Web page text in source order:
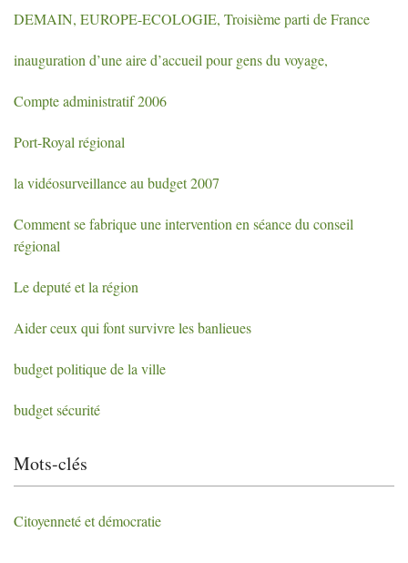
DEMAIN, EUROPE-ECOLOGIE, Troisième parti de France
inauguration d’une aire d’accueil pour gens du voyage,
Compte administratif 2006
Port-Royal régional
la vidéosurveillance au budget 2007
Comment se fabrique une intervention en séance du conseil
régional
Le deputé et la région
Aider ceux qui font survivre les banlieues
budget politique de la ville
budget sécurité
Mots-clés
Citoyenneté et démocratie